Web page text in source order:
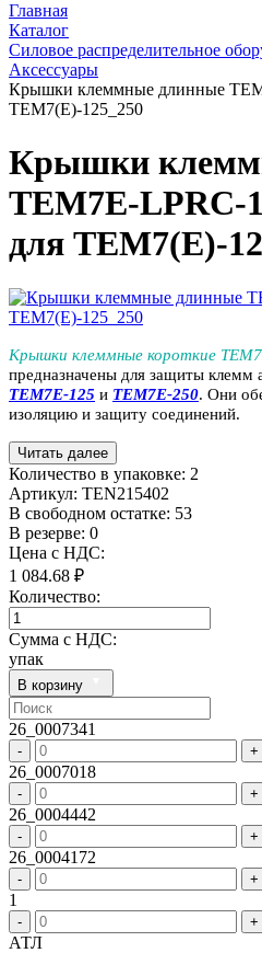
Главная
Каталог
Силовое распределительное
Аксессуары
Крышки клеммные длинные
TEM7(E)-125_250
Крышки
TEM7E-LPRC-
для TEM7(E)-
Крышки клеммные короткие
предназначены для защиты клемм
TEM7E-125 и TEM7E-250. Они
изоляцию и защиту соединений.
Читать далее
Количество в упаковке: 2
Артикул: TEN215402
В свободном остатке: 53
В резерве: 0
Цена с НДС:
1 084.68 ₽
Количество:
Сумма с НДС:
упак
В корзину
26_0007341
- +
26_0007018
- +
26_0004442
- +
26_0004172
- +
1
- +
АТЛ